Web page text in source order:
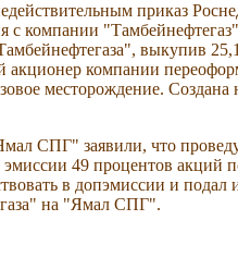
приказ
с компании
выкупив
акционер компании
месторождение.
СПГ" заявили, что
эмиссии 49 процентов акций
в допэмиссии и
на "Ямал СПГ".